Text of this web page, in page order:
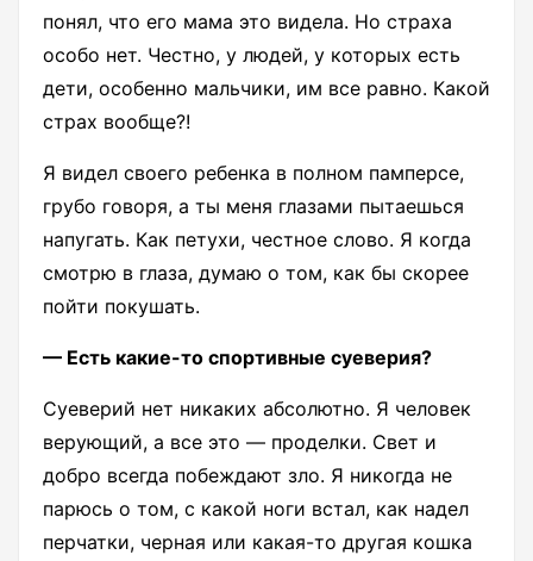
понял, что его мама это видела. Но страха
особо нет. Честно, у людей, у которых есть
дети, особенно мальчики, им все равно. Какой
страх вообще?!
Я видел своего ребенка в полном памперсе,
грубо говоря, а ты меня глазами пытаешься
напугать. Как петухи, честное слово. Я когда
смотрю в глаза, думаю о том, как бы скорее
пойти покушать.
— Есть какие-то спортивные суеверия?
Суеверий нет никаких абсолютно. Я человек
верующий, а все это — проделки. Свет и
добро всегда побеждают зло. Я никогда не
парюсь о том, с какой ноги встал, как надел
перчатки, черная или какая-то другая кошка